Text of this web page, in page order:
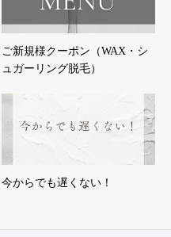
ご新規様クーポン（WAX・シ
ュガーリング脱毛）
今からでも遅くない！